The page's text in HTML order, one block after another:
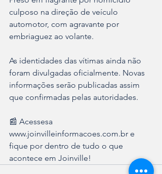
culposo na direção de veículo
automotor, com agravante por
embriaguez ao volante.
As identidades das vítimas ainda não
foram divulgadas oficialmente. Novas
informações serão publicadas assim
que confirmadas pelas autoridades.
📰 Acessesa
www.joinvilleinformacoes.com.br e
fique por dentro de tudo o que
acontece em Joinville!